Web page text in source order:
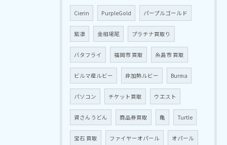
Cierin PurpleGold パープルゴールド
紫凛 金相場尾 プラチナ買取り
バタフライ 福岡市 買取 糸島市 買取
ビルマ産ルビー 非加熱ルビー Burma
パソコン チケット買取 ウエスト
資さんうどん 商品券買取 亀 Turtle
宝石 買取 ファイヤーオパール オパール